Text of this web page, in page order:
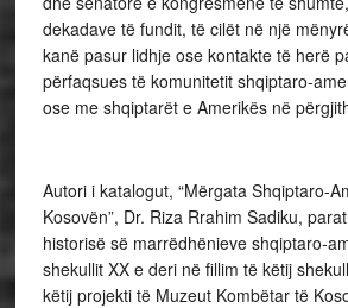
dekadave të fundit, të cilët në një
kanë pasur lidhje ose kontakte të herë
përfaqsues të komunitetit shqiptaro-
ose me shqiptarët e Amerikës në
Autori i katalogut, “Mërgata Shqiptaro-
Kosovën”, Dr. Riza Rrahim Sadiku,
historisë së marrëdhënieve shqiptaro-
shekullit XX e deri në fillim të këtij
këtij projekti të Muzeut Kombëtar të